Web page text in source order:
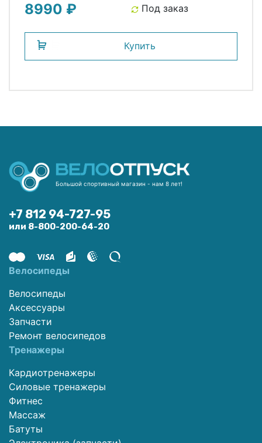
черный ABUS
8990 ₽ Под заказ
Купить
Большой спортивный магазин - нам 8 лет!
+7 812 94-727-95
или 8-800-200-64-20
Велосипеды
Велосипеды
Аксессуары
Запчасти
Ремонт велосипедов
Тренажеры
Кардиотренажеры
Силовые тренажеры
Фитнес
Массаж
Батуты